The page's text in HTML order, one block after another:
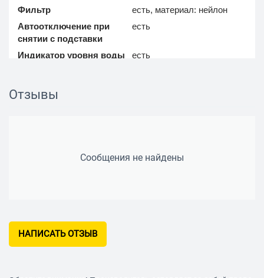
Фильтр
есть, материал: нейлон
Автоотключение при
снятии с подставки
есть
Индикатор уровня воды
есть
Отзывы
Сообщения не найдены
НАПИСАТЬ ОТЗЫВ